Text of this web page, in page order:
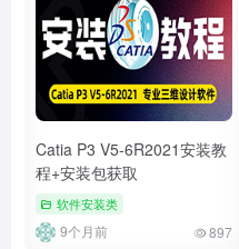
Catia P3 V5-6R2021安装教
程+安装包获取
软件安装类
9个月前 897